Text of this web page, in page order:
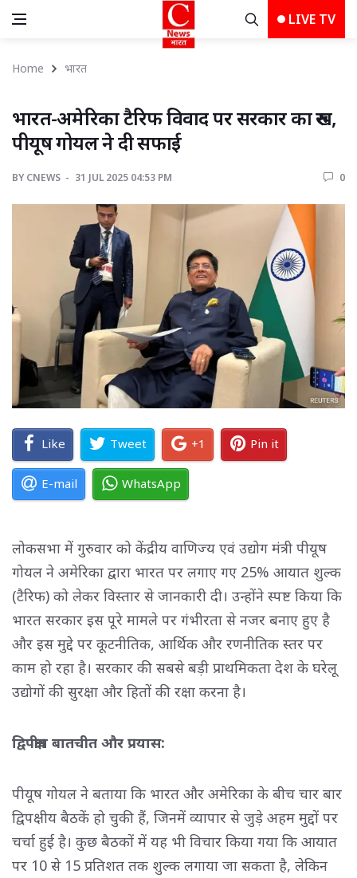
LIVE TV
Home भारत
भारत-अमेरिका टैरिफ विवाद पर सरकार का रुख,
पीयूष गोयल ने दी सफाई
BY CNEWS 31 JUL 2025 04:53 PM 0
Like Tweet +1 Pin it
E-mail WhatsApp
लोकसभा में गुरुवार को केंद्रीय वाणिज्य एवं उद्योग मंत्री पीयूष
गोयल ने अमेरिका द्वारा भारत पर लगाए गए 25% आयात शुल्क
(टैरिफ) को लेकर विस्तार से जानकारी दी। उन्होंने स्पष्ट किया कि
भारत सरकार इस पूरे मामले पर गंभीरता से नजर बनाए हुए है
और इस मुद्दे पर कूटनीतिक, आर्थिक और रणनीतिक स्तर पर
काम हो रहा है। सरकार की सबसे बड़ी प्राथमिकता देश के घरेलू
उद्योगों की सुरक्षा और हितों की रक्षा करना है।
द्विपक्षीय बातचीत और प्रयास:
पीयूष गोयल ने बताया कि भारत और अमेरिका के बीच चार बार
द्विपक्षीय बैठकें हो चुकी हैं, जिनमें व्यापार से जुड़े अहम मुद्दों पर
चर्चा हुई है। कुछ बैठकों में यह भी विचार किया गया कि आयात
पर 10 से 15 प्रतिशत तक शुल्क लगाया जा सकता है, लेकिन